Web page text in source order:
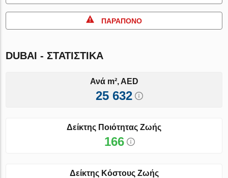
ΠΑΡΆΠΟΝΟ
DUBAI - ΣΤΑΤΙΣΤΙΚΆ
Ανά m², AED
25 632
Δείκτης Ποιότητας Ζωής
166
Δείκτης Κόστους Ζωής